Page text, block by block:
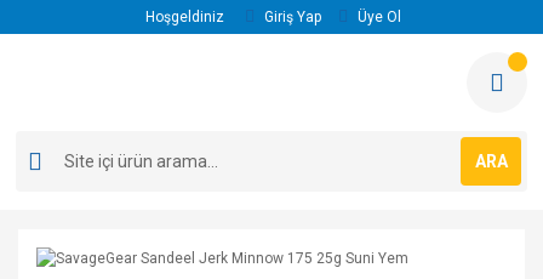
Hoşgeldiniz Giriş Yap Üye Ol
ARA